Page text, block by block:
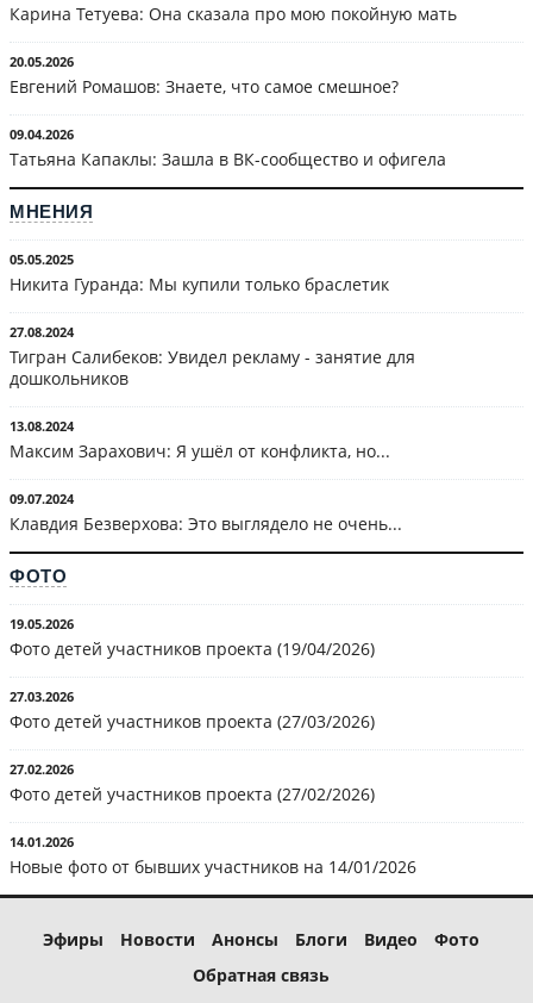
Карина Тетуева: Она сказала про мою покойную мать
20.05.2026
Евгений Ромашов: Знаете, что самое смешное?
09.04.2026
Татьяна Капаклы: Зашла в ВК-сообщество и офигела
МНЕНИЯ
05.05.2025
Никита Гуранда: Мы купили только браслетик
27.08.2024
Тигран Салибеков: Увидел рекламу - занятие для
дошкольников
13.08.2024
Максим Зарахович: Я ушёл от конфликта, но...
09.07.2024
Клавдия Безверхова: Это выглядело не очень...
ФОТО
19.05.2026
Фото детей участников проекта (19/04/2026)
27.03.2026
Фото детей участников проекта (27/03/2026)
27.02.2026
Фото детей участников проекта (27/02/2026)
14.01.2026
Новые фото от бывших участников на 14/01/2026
Эфиры Новости Анонсы Блоги Видео
Фото
Обратная связь